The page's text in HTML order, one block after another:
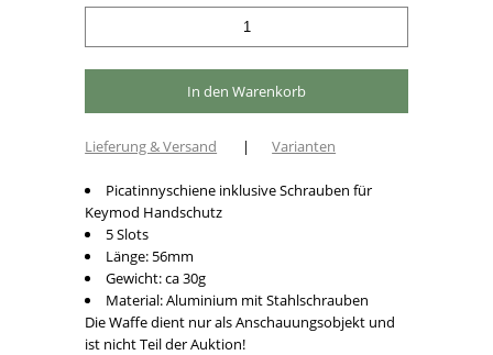
Lieferung & Versand | Varianten
Picatinnyschiene inklusive Schrauben für
Keymod Handschutz
5 Slots
Länge: 56mm
Gewicht: ca 30g
Material: Aluminium mit Stahlschrauben
Die Waffe dient nur als Anschauungsobjekt und
ist nicht Teil der Auktion!